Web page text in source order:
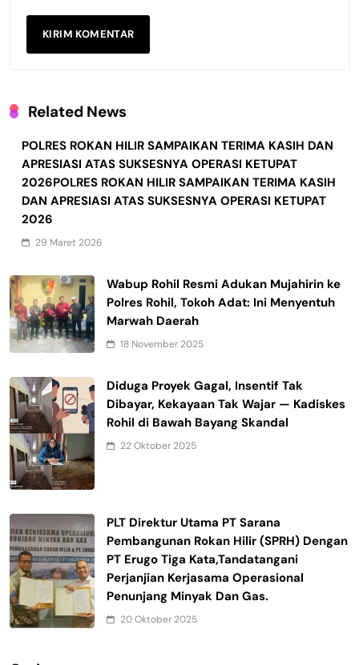
Related News
POLRES ROKAN HILIR SAMPAIKAN TERIMA KASIH DAN
APRESIASI ATAS SUKSESNYA OPERASI KETUPAT
2026POLRES ROKAN HILIR SAMPAIKAN TERIMA KASIH
DAN APRESIASI ATAS SUKSESNYA OPERASI KETUPAT
2026
29 Maret 2026
Wabup Rohil Resmi Adukan Mujahirin ke
Polres Rohil, Tokoh Adat: Ini Menyentuh
Marwah Daerah
18 November 2025
Diduga Proyek Gagal, Insentif Tak
Dibayar, Kekayaan Tak Wajar — Kadiskes
Rohil di Bawah Bayang Skandal
22 Oktober 2025
PLT Direktur Utama PT Sarana
Pembangunan Rokan Hilir (SPRH) Dengan
PT Erugo Tiga Kata,Tandatangani
Perjanjian Kerjasama Operasional
Penunjang Minyak Dan Gas.
20 Oktober 2025